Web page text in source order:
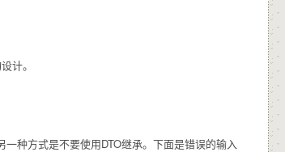
计。
种方式是不要使用DTO继承。下面是错误的输入